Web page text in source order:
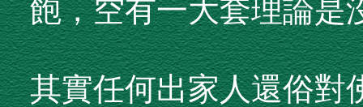
飽，空有一大套理論是
其實任何出家人還俗對